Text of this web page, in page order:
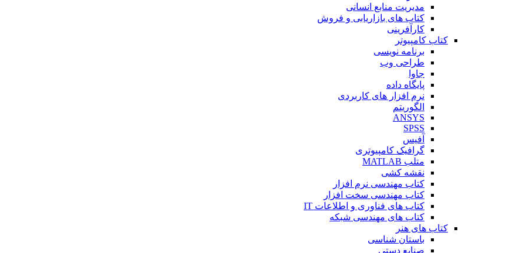
مدیریت منابع انسانی
کتاب های بازاریابی و فروش
کارآفرینی
کتاب کامپیوتر
برنامه نویسی
طراحی وب
جاوا
پایگاه داده
نرم افزار های کاربردی
الگوریتم
ANSYS
SPSS
آفیس
گرافیک کامپیوتری
متلب MATLAB
نقشه کشی
کتاب مهندسی نرم افزار
کتاب مهندسی سخت افزار
کتاب های فناوری و اطلاعات IT
کتاب های مهندسی شبکه
کتاب های هنر
باستان شناسی
صنایع دستی